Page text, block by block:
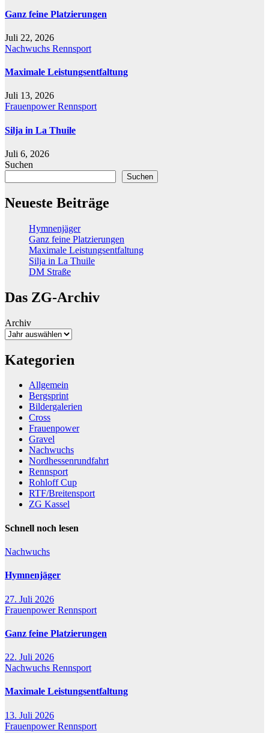
Ganz feine Platzierungen
Juli 22, 2026
Nachwuchs Rennsport
Maximale Leistungsentfaltung
Juli 13, 2026
FrauenpowerRennsport
Silja in La Thuile
Juli 6, 2026
Suchen
Suchen
Neueste Beiträge
Hymnenjäger
Ganz feine Platzierungen
Maximale Leistungsentfaltung
Silja in La Thuile
DM Straße
Das ZG-Archiv
Archiv
Kategorien
Allgemein
Bergsprint
Bildergalerien
Cross
Frauenpower
Gravel
Nachwuchs
Nordhessenrundfahrt
Rennsport
Rohloff Cup
RTF/Breitensport
ZG Kassel
Schnell noch lesen
Nachwuchs
Hymnenjäger
27. Juli 2026
FrauenpowerRennsport
Ganz feine Platzierungen
22. Juli 2026
Nachwuchs Rennsport
Maximale Leistungsentfaltung
13. Juli 2026
FrauenpowerRennsport